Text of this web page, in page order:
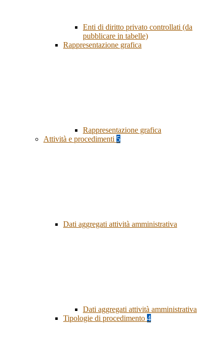
Enti di diritto privato controllati (da
pubblicare in tabelle)
Rappresentazione grafica
Rappresentazione grafica
Attività e procedimenti 5
Dati aggregati attività amministrativa
Dati aggregati attività amministrativa
Tipologie di procedimento 4